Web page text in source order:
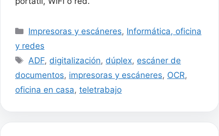
Categorías
Impresoras y escáneres, Informática, oficina
y redes
Etiquetas
ADF, digitalización, dúplex, escáner de
documentos, impresoras y escáneres, OCR,
oficina en casa, teletrabajo